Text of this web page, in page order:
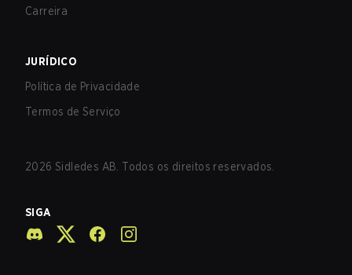
Carreira
JURÍDICO
Política de Privacidade
Termos de Serviço
2026 Sidledes AB. Todos os direitos reservados.
SIGA